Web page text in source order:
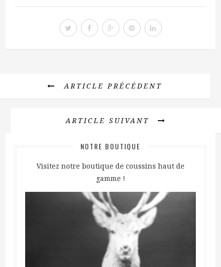
ARTICLE PRÉCÉDENT
ARTICLE SUIVANT
NOTRE BOUTIQUE
Visitez notre boutique de coussins haut de
gamme !